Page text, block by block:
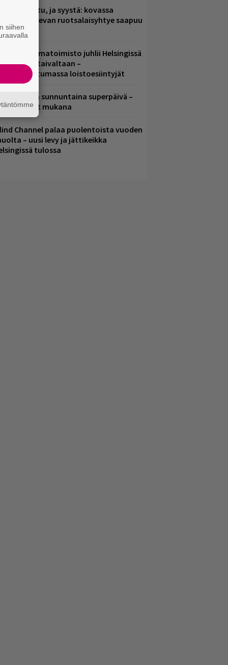
Kent mainittu, ja syystä: kovassa
olevan ruotsalaisyhtye saapuu
Mainio ohjelmatoimisto juhlii Helsingissä
vuotista taivaltaan –
loistoesiintyjät
Tampereella sunnuntaina superpäivä –
artistit mukana
Channel palaa puolentoista vuoden
– uusi levy ja jättikeikka
tulossa
siihen